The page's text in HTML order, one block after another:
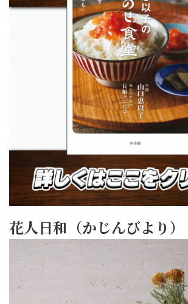
花人日和（かじんびより）